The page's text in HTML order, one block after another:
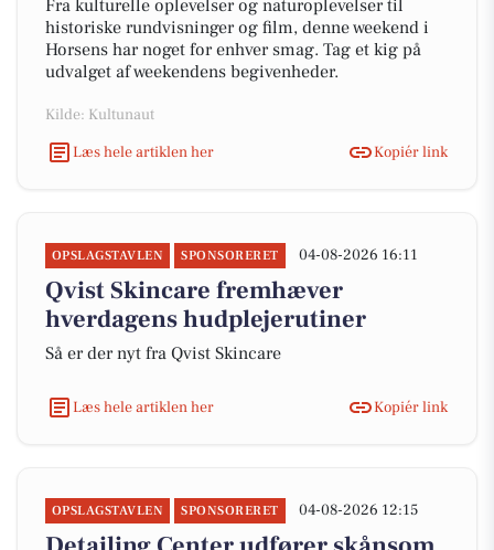
Fra kulturelle oplevelser og naturoplevelser til
historiske rundvisninger og film, denne weekend i
Horsens har noget for enhver smag. Tag et kig på
udvalget af weekendens begivenheder.
Kilde: Kultunaut
Læs hele artiklen her
Kopiér link
OPSLAGSTAVLEN SPONSORERET 04-08-2026 16:11
Qvist Skincare fremhæver
hverdagens hudplejerutiner
Så er der nyt fra Qvist Skincare
Læs hele artiklen her Kopiér link
OPSLAGSTAVLEN SPONSORERET 04-08-2026 12:15